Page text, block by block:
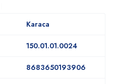
Karaca
150.01.01.0024
8683650193906